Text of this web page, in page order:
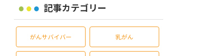
記事カテゴリー
がんサバイバー 乳がん